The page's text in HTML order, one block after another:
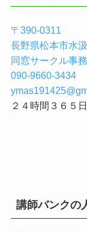
〒390-0311
長野県松本市水
同窓サークル事
090-9660-3434
２４時間３６５
講師バンクの